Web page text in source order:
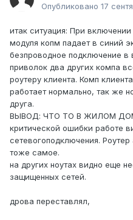
Опубликовано 17
итак ситуация: При
модуля копм падает в синий
безпроводное подключение
приволок два других компа
роутеру клиента. Комп
работает нормально, так же
друга.
ВЫВОД: ЧТО ТО В ЖИЛОМ
критической ошибки работе
сетевогоподключения.
тоже самое.
на других ноутах видно еще
защищенных сетей.
дрова переставлял,